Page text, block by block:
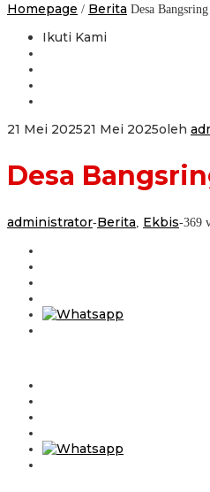
Homepage / Berita Desa
Ikuti Kami
21 Mei 202521 Mei 2025oleh
Desa
administrator-Berita Ekbis-369